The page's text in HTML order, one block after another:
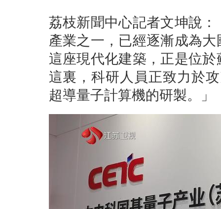
荔枝新聞中心記者文坤說
產業之一，已經逐漸成為
這座現代化建築，正是位
這裏，科研人員正致力於
超導量子計算機的研製。」